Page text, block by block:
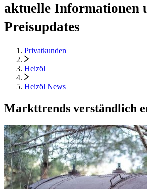
aktuelle Informationen
Preisupdates
Privatkunden
Heizöl
Heizöl News
Markttrends verständlich